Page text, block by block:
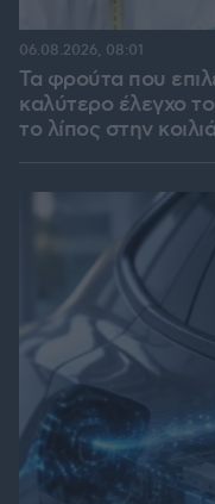
Τα φρούτα που
καλύτερο έλεγχο
το λίπος στην κοιλιά
06.08.2026, 08:01